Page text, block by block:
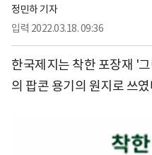
정민하 기자
입력 2022.03.18. 09:36
한국제지는 착한 포장재 '
의 팝콘 용기의 원지로 쓰